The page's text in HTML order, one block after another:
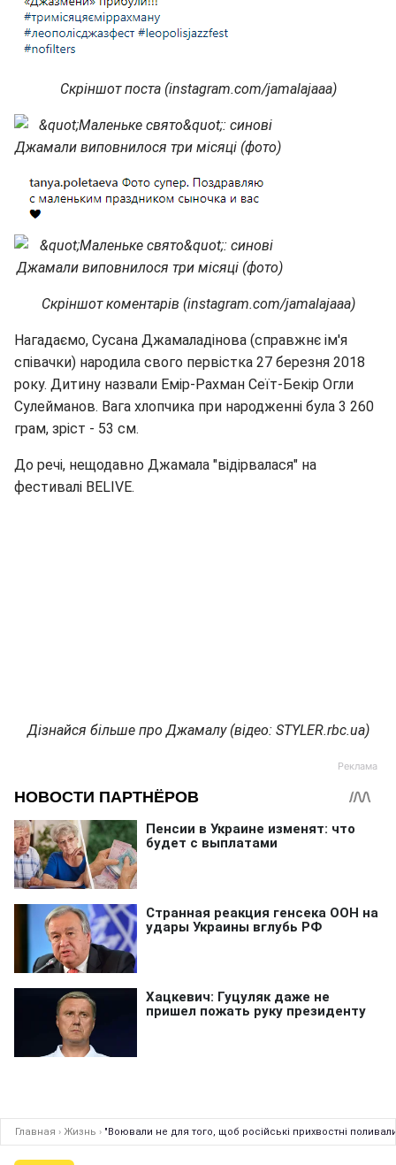
Скріншот поста (instagram.com/jamalajaaa)
Скріншот коментарів (instagram.com/jamalajaaa)
Нагадаємо, Сусана Джамаладінова (справжнє ім'я
співачки) народила свого первістка 27 березня 2018
року. Дитину назвали Емір-Рахман Сеїт-Бекір Огли
Сулейманов. Вага хлопчика при народженні була 3 260
грам, зріст - 53 см.
До речі, нещодавно Джамала "відірвалася" на
фестивалі BELIVE.
Дізнайся більше про Джамалу (відео: STYLER.rbc.ua)
Главная › Жизнь › "Воювали не для того, щоб російські прихвостні